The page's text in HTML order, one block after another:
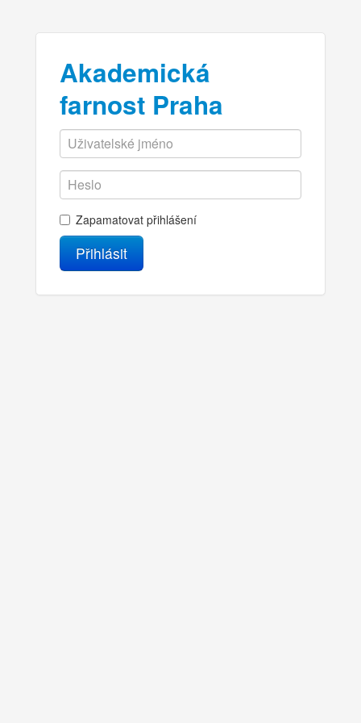
Akademická
farnost Praha
Zapamatovat přihlášení
Přihlásit